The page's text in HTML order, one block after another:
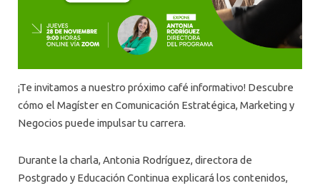
¡Te invitamos a nuestro próximo café informativo! Descubre
cómo el Magíster en Comunicación Estratégica, Marketing y
Negocios puede impulsar tu carrera.
Durante la charla, Antonia Rodríguez, directora de
Postgrado y Educación Continua explicará los contenidos,